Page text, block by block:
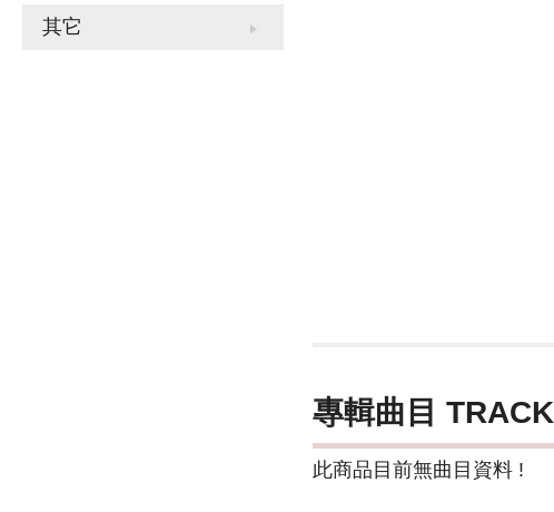
其它
專輯曲目 TRACK
此商品目前無曲目資料 !